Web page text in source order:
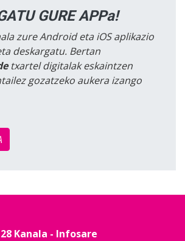
GURE APPa!
zure Android eta iOS aplikazio
deskargatu. Bertan
txartel digitalak eskaintzen
gozatzeko aukera izango
28 Kanala - Infosare